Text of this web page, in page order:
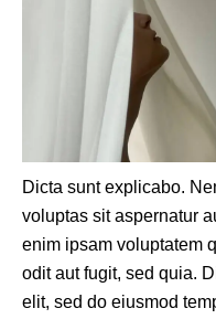
Dicta sunt explicabo.
voluptas sit aspernatur
enim ipsam voluptatem
odit aut fugit, sed quia.
elit, sed do eiusmod